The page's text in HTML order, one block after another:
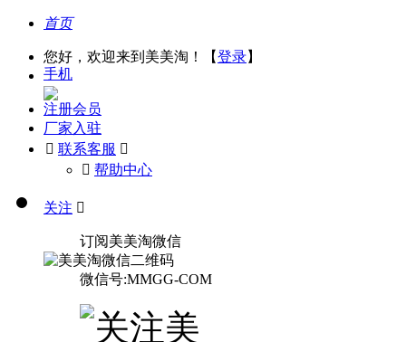
首页
您好，欢迎来到美美淘！【登录】
手机
注册会员
厂家入驻
 联系客服 
󰅃 帮助中心
关注 
订阅美美淘微信
微信号:MMGG-COM